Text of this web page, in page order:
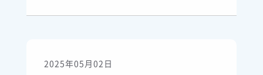
2025年05月02日